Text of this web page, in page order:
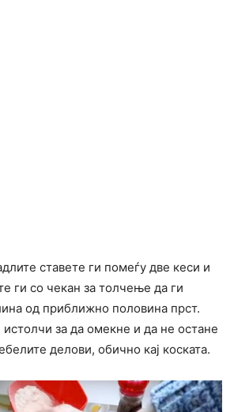
ставете ги помеѓу две кеси и
ги со чекан за толчење да ги
од приближно половина прст.
за да омекне и да не остане
делови, обично кај коската.